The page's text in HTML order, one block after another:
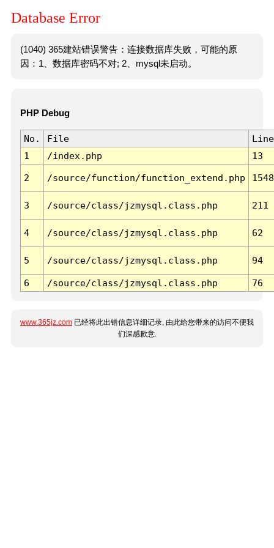
Database Error
(1040) 365建站错误警告：连接数据库失败，可能的原
因：1、数据库密码不对; 2、mysql未启动。
PHP Debug
No. File
Line
1
/index.php 13
2 /source/function/function_extend.php 1548
3 /source/class/jzmysql.class.php 211
4 /source/class/jzmysql.class.php 62
5 /source/class/jzmysql.class.php 94
6 /source/class/jzmysql.class.php 76
www.365jz.com 已经将此出错信息详细记录, 由此给您带来的访问不便我
们深感歉意.